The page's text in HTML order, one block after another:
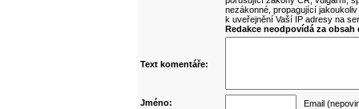
nezákonné, propagující
k uveřejnění Vaší IP adresy na
Redakce neodpovídá za
Text komentáře:
Jméno: Email